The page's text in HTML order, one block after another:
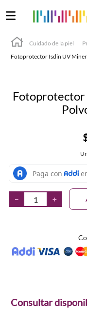
Cuidado de la piel
Fotoprotector Isdin UV
Fotoprotector
＋
－
Consultar